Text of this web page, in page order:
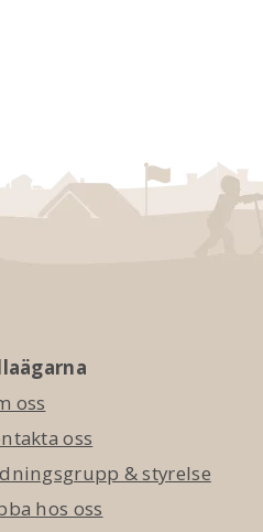
oss
oss
& styrelse
hos oss